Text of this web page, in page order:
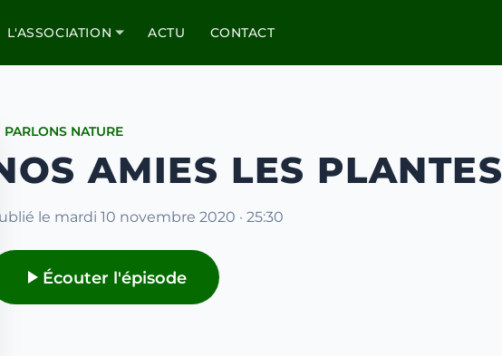
L'ASSOCIATION ACTU CONTACT
NATURE
AMIES LES PLANTES
le mardi 10 novembre 2020 · 25:30
Écouter l'épisode